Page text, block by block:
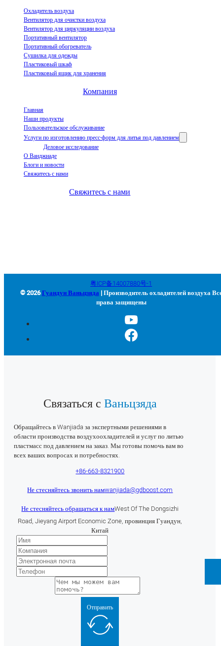
Охладитель воздуха
Вентилятор для очистки воздуха
Вентилятор для циркуляции воздуха
Портативный вентилятор
Портативный обогреватель
Сушилка для одежды
Пластиковый шкаф
Пластиковый ящик для хранения
Компания
Главная
Наши продукты
Пользовательское обслуживание
Услуги по изготовлению пресс-форм для литья под давлением
Деловое исследование
О Ванджиаде
Блоги и новости
Свяжитесь с нами
Свяжитесь с нами
粤ICP备14007880号-1
© 2026Гуандун Ваньцзяда | Производитель охладителей воздуха
права защищены
Связаться с Ваньцзяда
Обращайтесь в Wanjiada за экспертными решениями в
области производства воздухоохладителей и услуг по литью
пластмасс под давлением на заказ. Мы готовы помочь вам во
всех ваших вопросах и потребностях.
+86-663-8321900
Не стесняйтесь звонить намwanjiada@gdboost.com
Не стесняйтесь обращаться к намWest Of The Dongsizhi
Road, Jieyang Airport Economic Zone, провинция Гуандун,
Китай
Отправить